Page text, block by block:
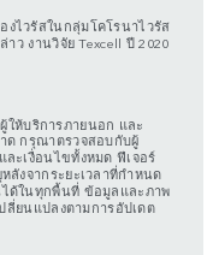
งไวรัสในกลุ่มโคโรนาไวรัส
ว งานวิจัย Texcell ปี 2020
ให้บริการภายนอก และ
ด กรุณาตรวจสอบกับผู้
ะเงื่อนไขทั้งหมด ฟีเจอร์
ลังจากระยะเวลาที่กำหนด
ได้ในทุกพื้นที่ ข้อมูลและภาพ
ลี่ยนแปลงตามการอัปเดต